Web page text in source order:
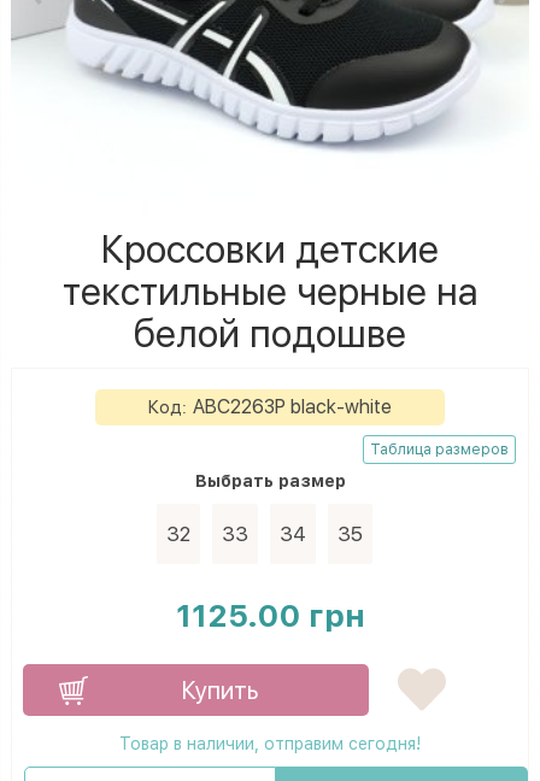
Кроссовки детские
текстильные черные на
белой подошве
Код: ABC2263P black-white
Таблица размеров
Выбрать размер
32 33 34 35
1125.00 грн
Купить
Товар в наличии, отправим сегодня!